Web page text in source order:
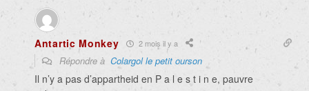
Antartic Monkey 2 mois il y a
Répondre à Colargol le petit ourson
Il n’y a pas d’appartheid en P a l e s t i n e, pauvre